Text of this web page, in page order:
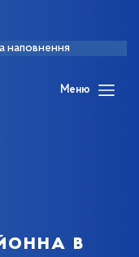
наповнення
Меню
в